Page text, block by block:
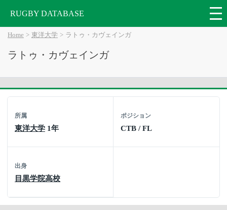
RUGBY DATABASE
Home 東洋大学 ラトゥ・カヴェインガ
ラトゥ・カヴェインガ
所属
東洋大学 1年
ポジション
CTB / FL
出身
目黒学院高校